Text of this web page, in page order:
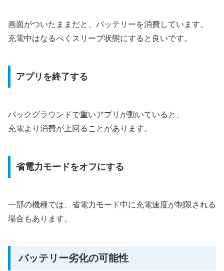
画面がついたままだと、バッテリーを消費しています。
充電中はなるべくスリープ状態にすると良いです。
アプリを終了する
バックグラウンドで重いアプリが動いていると、
充電より消費が上回ることがあります。
省電力モードをオフにする
一部の機種では、省電力モード中に充電速度が制限される
場合もあります。
バッテリー劣化の可能性